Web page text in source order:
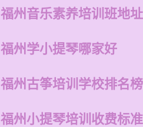
福州音乐素养培训班地
福州学小提琴哪家好
福州古筝培训学校排名榜
福州小提琴培训收费标